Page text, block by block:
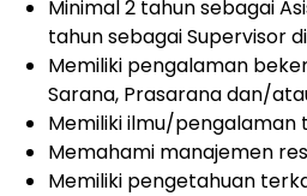
Minimal 2 tahun sebagai
tahun sebagai Supervisor
Memiliki pengalaman
Sarana, Prasarana dan/
Memiliki ilmu/
Memahami manajemen
Memiliki pengetahuan